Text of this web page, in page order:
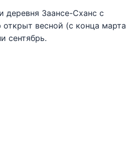
деревня Заансе-Сханс с
весной (с конца марта
сентябрь.